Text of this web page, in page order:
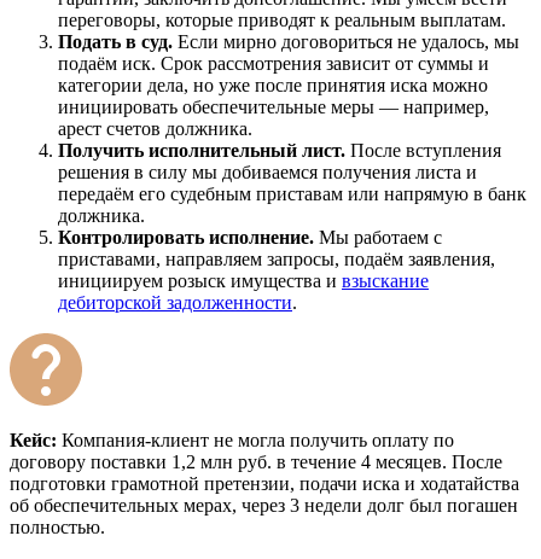
переговоры, которые приводят к реальным выплатам.
Подать в суд. Если мирно договориться не удалось, мы
подаём иск. Срок рассмотрения зависит от суммы и
категории дела, но уже после принятия иска можно
инициировать обеспечительные меры — например,
арест счетов должника.
Получить исполнительный лист. После вступления
решения в силу мы добиваемся получения листа и
передаём его судебным приставам или напрямую в банк
должника.
Контролировать исполнение. Мы работаем с
приставами, направляем запросы, подаём заявления,
инициируем розыск имущества и взыскание
дебиторской задолженности.
Кейс: Компания-клиент не могла получить оплату по
договору поставки 1,2 млн руб. в течение 4 месяцев. После
подготовки грамотной претензии, подачи иска и ходатайства
об обеспечительных мерах, через 3 недели долг был погашен
полностью.